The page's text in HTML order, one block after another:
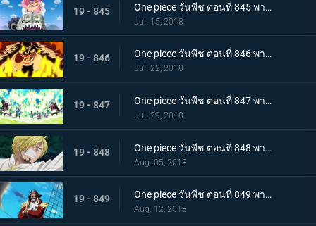
19 - 845 One piece วันพีช ตอนที่ 845 พากย์ไทย การตัดสินใจของพุดดิ้ง! ป่าล่อลวง! ที่อยู่ในกองเพลิง
Jul. 15, 2018
19 - 846 One piece วันพีช ตอนที่ 846 พากย์ไทย สายฟ้าโต้กลับ! นามิและเมฆสายฟ้าซุส!
Jul. 22, 2018
19 - 847 One piece วันพีช ตอนที่ 847 พากย์ไทย เจอกันอีกครั้งโดยบังเอิญ! ซันจิและพุดดิ้งชั่วร้ายที่กำลังตกหลุมรัก!
Jul. 29, 2018
19 - 848 One piece วันพีช ตอนที่ 848 พากย์ไทย ปกป้องซันนี่! การต่อสู้อย่างสุดกำลัง! ช็อปเปอร์และบรู๊ค!
Aug. 05, 2018
19 - 849 One piece วันพีช ตอนที่ 849 พากย์ไทย ก่อนจะย่ำรุ่ง! หัวหน้ากลุ่มผู้พิทักษ์ เปโดร
Aug. 12, 2018